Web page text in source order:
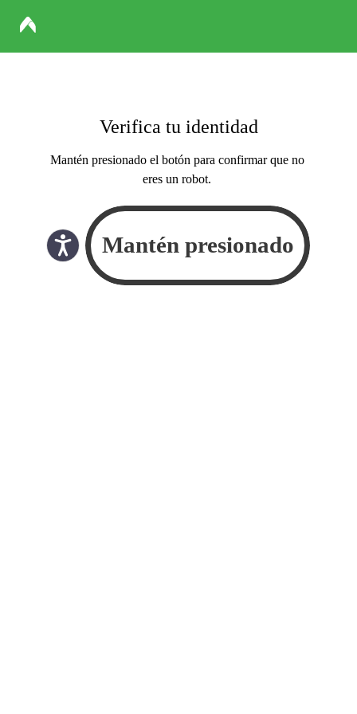
Verifica tu identidad
Mantén presionado el botón para confirmar que no
eres un robot.